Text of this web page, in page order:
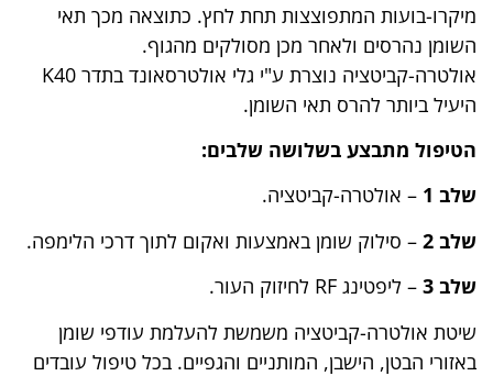
מיקרו-בועות המתפוצצות תחת לחץ. כתוצאה מכך תאי
השומן נהרסים ולאחר מכן מסולקים מהגוף.
אולטרה-קביטציה נוצרת ע"י גלי אולטרסאונד בתדר K40
היעיל ביותר להרס תאי השומן.
הטיפול מתבצע בשלושה שלבים:
שלב 1
– אולטרה-קביטציה.
שלב 2 – סילוק שומן באמצעות ואקום לתוך דרכי הלימפה.
שלב 3 – ליפטינג RF לחיזוק העור.
שיטת אולטרה-קביטציה משמשת להעלמת עודפי שומן
באזורי הבטן, הישבן, המותניים והגפיים. בכל טיפול עובדים
אלו, חלק
מהפונקציות
עשויות
שיתוף
תחומי
שלך בעת
ביקורך